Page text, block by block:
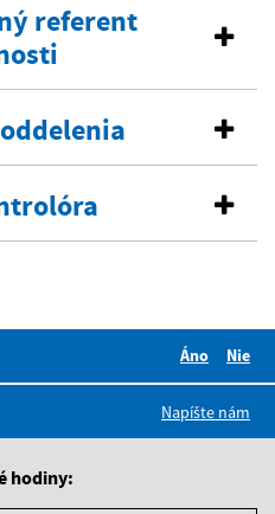
referent
Áno
Nie
Napíšte nám
hodiny: